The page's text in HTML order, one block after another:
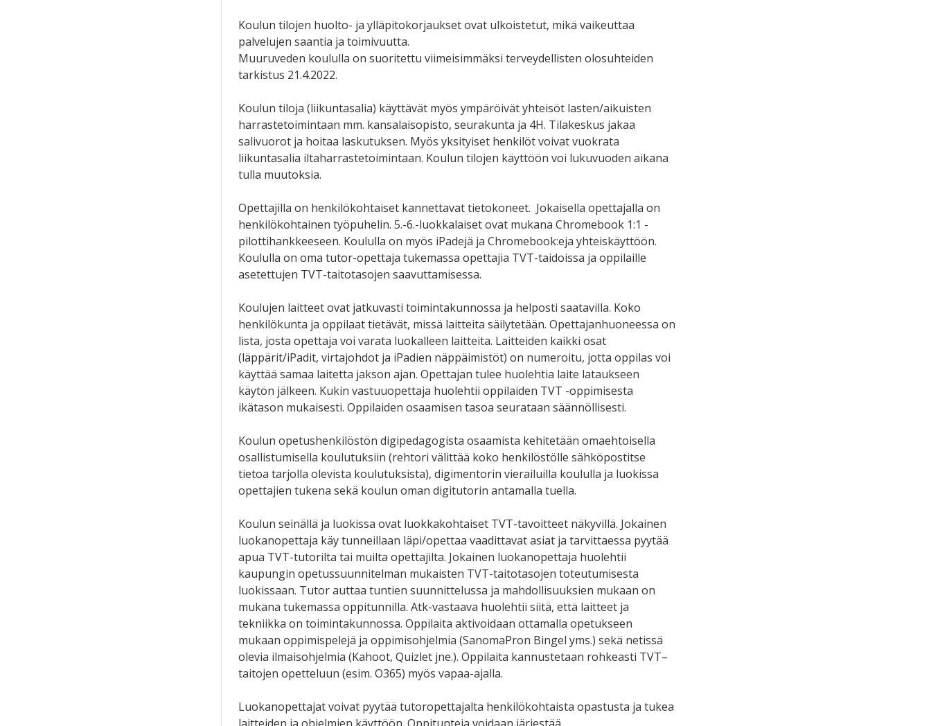
Koulun tilojen huolto- ja ylläpitokorjaukset ovat ulkoistetut, mikä vaikeuttaa
palvelujen saantia ja toimivuutta.
Muuruveden koululla on suoritettu viimeisimmäksi terveydellisten olosuhteiden
tarkistus 21.4.2022.
Koulun tiloja (liikuntasalia) käyttävät myös ympäröivät yhteisöt lasten/aikuisten
harrastetoimintaan mm. kansalaisopisto, seurakunta ja 4H. Tilakeskus jakaa
salivuorot ja hoitaa laskutuksen. Myös yksityiset henkilöt voivat vuokrata
liikuntasalia iltaharrastetoimintaan. Koulun tilojen käyttöön voi lukuvuoden aikana
tulla muutoksia.
Opettajilla on henkilökohtaiset kannettavat tietokoneet. Jokaisella opettajalla on
henkilökohtainen työpuhelin. 5.-6.-luokkalaiset ovat mukana Chromebook 1:1 -
pilottihankkeeseen. Koululla on myös iPadejä ja Chromebook:eja yhteiskäyttöön.
Koululla on oma tutor-opettaja tukemassa opettajia TVT-taidoissa ja oppilaille
asetettujen TVT-taitotasojen saavuttamisessa.
Koulujen laitteet ovat jatkuvasti toimintakunnossa ja helposti saatavilla. Koko
henkilökunta ja oppilaat tietävät, missä laitteita säilytetään. Opettajanhuoneessa on
lista, josta opettaja voi varata luokalleen laitteita. Laitteiden kaikki osat
(läppärit/iPadit, virtajohdot ja iPadien näppäimistöt) on numeroitu, jotta oppilas voi
käyttää samaa laitetta jakson ajan. Opettajan tulee huolehtia laite lataukseen
käytön jälkeen. Kukin vastuuopettaja huolehtii oppilaiden TVT -oppimisesta
ikätason mukaisesti. Oppilaiden osaamisen tasoa seurataan säännöllisesti.
Koulun opetushenkilöstön digipedagogista osaamista kehitetään omaehtoisella
osallistumisella koulutuksiin (rehtori välittää koko henkilöstölle sähköpostitse
tietoa tarjolla olevista koulutuksista), digimentorin vierailuilla koululla ja luokissa
opettajien tukena sekä koulun oman digitutorin antamalla tuella.
Koulun seinällä ja luokissa ovat luokkakohtaiset TVT-tavoitteet näkyvillä. Jokainen
luokanopettaja käy tunneillaan läpi/opettaa vaadittavat asiat ja tarvittaessa pyytää
apua TVT-tutorilta tai muilta opettajilta. Jokainen luokanopettaja huolehtii
kaupungin opetussuunnitelman mukaisten TVT-taitotasojen toteutumisesta
luokissaan. Tutor auttaa tuntien suunnittelussa ja mahdollisuuksien mukaan on
mukana tukemassa oppitunnilla. Atk-vastaava huolehtii siitä, että laitteet ja
tekniikka on toimintakunnossa. Oppilaita aktivoidaan ottamalla opetukseen
mukaan oppimispelejä ja oppimisohjelmia (SanomaPron Bingel yms.) sekä netissä
olevia ilmaisohjelmia (Kahoot, Quizlet jne.). Oppilaita kannustetaan rohkeasti TVT–
taitojen opetteluun (esim. O365) myös vapaa-ajalla.
Luokanopettajat voivat pyytää tutoropettajalta henkilökohtaista opastusta ja tukea
laitteiden ja ohjelmien käyttöön. Oppitunteja voidaan järjestää